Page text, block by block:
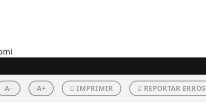
A- A+ IMPRIMIR REPORTAR ERROS